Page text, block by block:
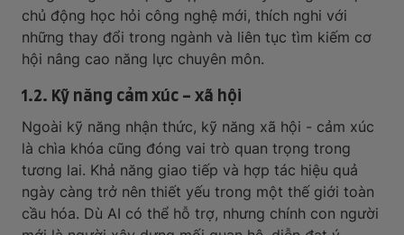
chủ động học hỏi công nghệ mới, thích nghi với
những thay đổi trong ngành và liên tục tìm kiếm cơ
hội nâng cao năng lực chuyên môn.
1.2. Kỹ năng cảm xúc - xã hội
Ngoài kỹ năng nhận thức, kỹ năng xã hội - cảm xúc
là chìa khóa cũng đóng vai trò quan trọng trong
tương lai. Khả năng giao tiếp và hợp tác hiệu quả
ngày càng trở nên thiết yếu trong một thế giới toàn
cầu hóa. Dù AI có thể hỗ trợ, nhưng chính con người